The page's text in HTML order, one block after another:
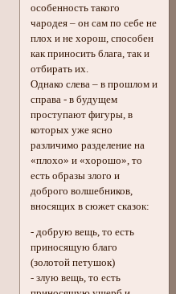
особенность такого
чародея – он сам по себе не
плох и не хорош, способен
как приносить блага, так и
отбирать их.
Однако слева – в прошлом и
справа - в будущем
проступают фигуры, в
которых уже ясно
различимо разделение на
«плохо» и «хорошо», то
есть образы злого и
доброго волшебников,
вносящих в сюжет сказок:
- добрую вещь, то есть
приносящую благо
(золотой петушок)
- злую вещь, то есть